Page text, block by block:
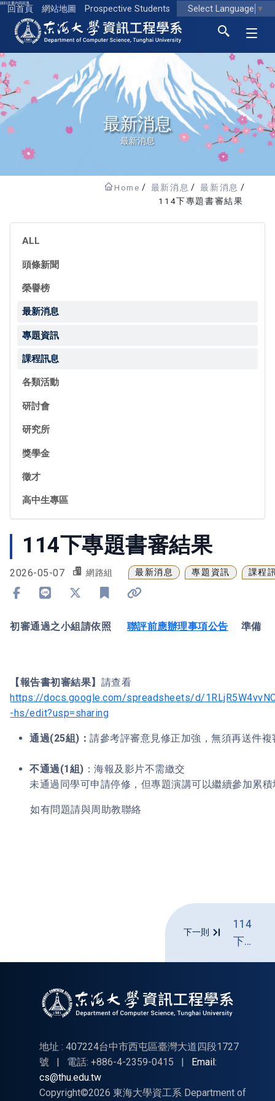
跳到主要內容區塊
回首頁 網站地圖 Prospective Students Select Language ▼
東海大學logo
最新消息
最新消息
Home 最新消息
最新消息
114下專題書審結果
ALL
頭條新聞
榮譽榜
最新消息
專題資訊
課程訊息
各類活動
研討會
研究所
獎學金
徵才
高中生專區
114下專題書審結果
2026-05-07 網路組 最新消息 專題資訊 課程
初審通過之小組請依照 聯評前應辦理事項公告 準備
【報告書初審結果】 請查看
https://docs.google.com/spreadsheets/d/
-hs/edit?usp=sharing
通過(25組) ：請參考評審意見修正加強，無須再送件
不通過(1組) ：海報及影片不需繳交
未通過同學可申請停修，但專題演講可以繼續參加累
如有問題請與周助教聯絡
下一則
114
下專
告-
時程
地址 : 407224台中市西屯區臺灣大道四段1727
號
| 電話: +886-4-2359-0415 |
Email:
cs@thu.edu.tw
Copyright©2026 東海大學資工系 Department of